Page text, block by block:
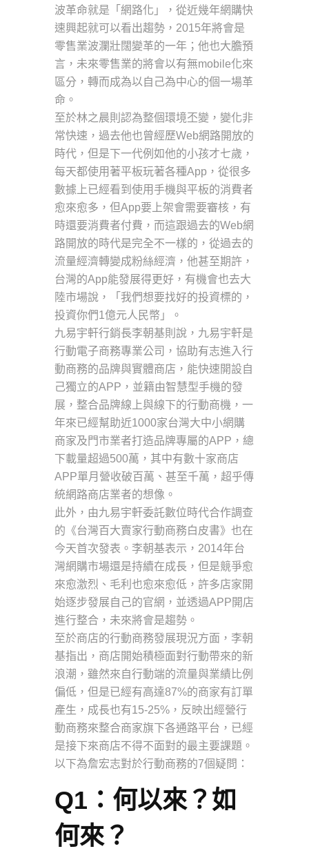
波革命就是「網路化」，從近幾年網購快
速興起就可以看出趨勢，2015年將會是
零售業波瀾壯闊變革的一年；他也大膽預
言，未來零售業的將會以有無mobile化來
區分，轉而成為以自己為中心的個一場革
命。
至於林之晨則認為整個環境丕變，變化非
常快速，過去他也曾經歷Web網路開放的
時代，但是下一代例如他的小孩才七歲，
每天都使用著平板玩著各種App，從很多
數據上已經看到使用手機與平板的消費者
愈來愈多，但App要上架會需要審核，有
時還要消費者付費，而這跟過去的Web網
路開放的時代是完全不一樣的，從過去的
流量經濟轉變成粉絲經濟，他甚至期許，
台灣的App能發展得更好，有機會也去大
陸市場說，「我們想要找好的投資標的，
投資你們1億元人民幣」。
九易宇軒行銷長李朝基則說，九易宇軒是
行動電子商務專業公司，協助有志進入行
動商務的品牌與實體商店，能快速開設自
己獨立的APP，並籍由智慧型手機的發
展，整合品牌線上與線下的行動商機，一
年來已經幫助近1000家台灣大中小網購
商家及門市業者打造品牌專屬的APP，總
下載量超過500萬，其中有數十家商店
APP單月營收破百萬、甚至千萬，超乎傳
統網路商店業者的想像。
此外，由九易宇軒委託數位時代合作調查
的《台灣百大賣家行動商務白皮書》也在
今天首次發表。李朝基表示，2014年台
灣網購市場還是持續在成長，但是競爭愈
來愈激烈、毛利也愈來愈低，許多店家開
始逐步發展自己的官網，並透過APP開店
進行整合，未來將會是趨勢。
至於商店的行動商務發展現況方面，李朝
基指出，商店開始積極面對行動帶來的新
浪潮，雖然來自行動端的流量與業績比例
偏低，但是已經有高達87%的商家有訂單
產生，成長也有15-25%，反映出經營行
動商務來整合商家旗下各通路平台，已經
是接下來商店不得不面對的最主要課題。
以下為詹宏志對於行動商務的7個疑問：
Q1：何以來？如
何來？